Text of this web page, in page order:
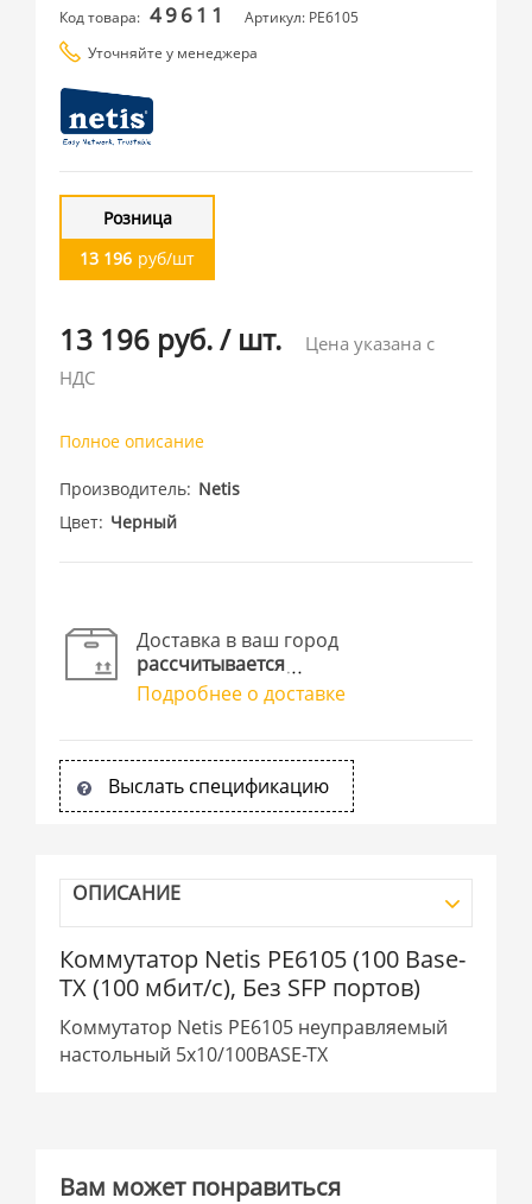
Код товара: 49611
Артикул: PE6105
Уточняйте у менеджера
Розница
13 196 руб/шт
13 196 руб./ шт.
Цена указана с
НДС
Полное описание
Производитель Netis
Цвет Черный
Доставка в ваш город
рассчитывается
Подробнее о доставке
Выслать спецификацию
ОПИСАНИЕ
Коммутатор Netis PE6105 (100 Base-
TX (100 мбит/с), Без SFP портов)
Коммутатор Netis PE6105 неуправляемый
настольный 5x10/100BASE-TX
Вам может понравиться